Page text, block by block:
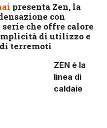
presenta Zen, la
con
che offre calore
di utilizzo e
terremoti
ZEN è la
linea di
caldaie